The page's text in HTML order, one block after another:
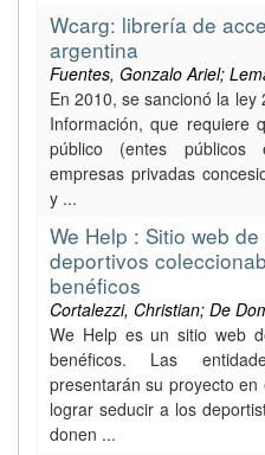
Wcarg: librería de
argentina
Fuentes, Gonzalo Ariel;
En 2010, se sancionó la
Información, que requiere
público (entes públicos
empresas privadas
y ...
We Help : Sitio web
deportivos
benéficos
Cortalezzi, Christian; De
We Help es un sitio web
benéficos. Las
presentarán su proyecto
lograr seducir a los
donen ...